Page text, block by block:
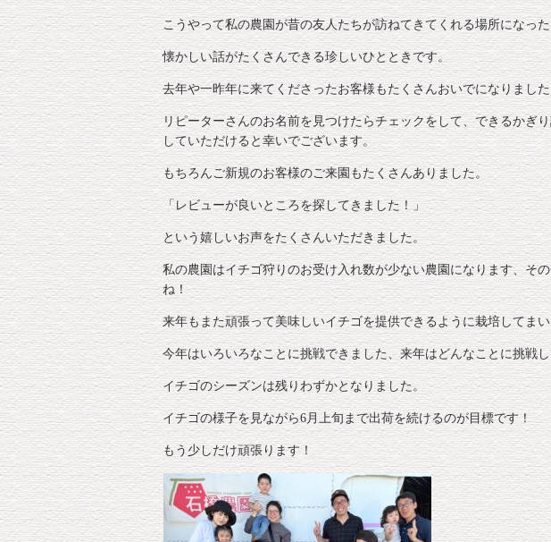
こうやって私の農園が昔の友人たちが訪ねてきてくれる場所になっ
懐かしい話がたくさんできる珍しいひとときです。
去年や一昨年に来てくださったお客様もたくさんおいでになりまし
リピーターさんのお名前を見つけたらチェックをして、できるかぎ
していただけると幸いでございます。
もちろんご新規のお客様のご来園もたくさんありました。
「レビューが良いところを探してきました！」
という嬉しいお声をたくさんいただきました。
私の農園はイチゴ狩りのお受け入れ数が少ない農園になります、そ
ね！
来年もまた頑張って美味しいイチゴを提供できるように栽培してま
今年はいろいろなことに挑戦できました、来年はどんなことに挑戦
イチゴのシーズンは残りわずかとなりました。
イチゴの様子を見ながら6月上旬まで出荷を続けるのが目標です！
もう少しだけ頑張ります！